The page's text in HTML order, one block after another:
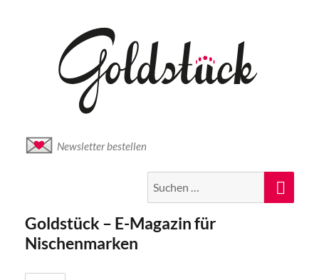
Newsletter bestellen
nach:
Goldstück – E-Magazin für
Nischenmarken